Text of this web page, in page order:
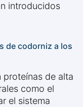
introducidos
de codorniz a los
de alta
como el
el sistema